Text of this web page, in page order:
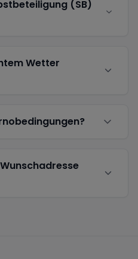
(SB)
Wetter